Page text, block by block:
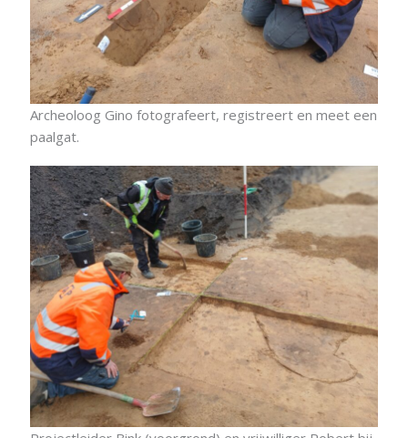
Archeoloog Gino fotografeert, registreert en meet een
paalgat.